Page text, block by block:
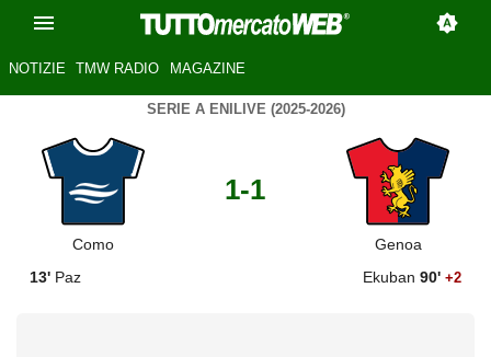
NOTIZIE TMW RADIO MAGAZINE
SERIE A ENILIVE (2025-2026)
Como
1-1
Genoa
13' Paz Ekuban 90' +2